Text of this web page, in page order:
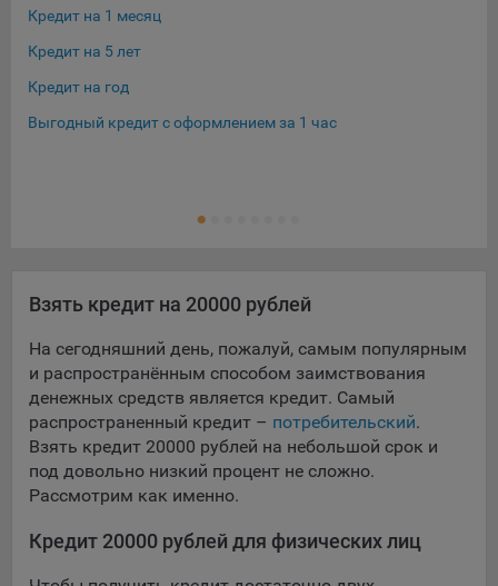
конфиденциальности Яндекс
Google Analytics – сервис веб-аналитики,
Google Data Protection Office, 1600 Amphitheatre Pkwy,
Mountain View, CA 94043, USA.
Политика
Пиксель VK Рекламы - сервис позволяет показывать
посещали сайт.
Адрес: ООО «ВК», РФ, 125167, г. Москва, Ленинградский
проспект, д. 39, стр. 79, БЦ «SkyLight».
Технические настройки
Технические настройки хранят технические данные вашего
выбора (например, языкового). Техническая аналитика
Кредит на 1 месяц
Кредит на 5 лет
Кредит на год
Выгодный кредит с оформлением за 1 час
Взять кредит на 20000 рублей
На сегодняшний день, пожалуй, самым популярным
и распространённым способом заимствования
денежных средств является кредит. Самый
распространенный кредит – потребительский.
Взять кредит 20000 рублей на небольшой срок и
под довольно низкий процент не сложно.
Рассмотрим как именно.
Кредит 20000 рублей для физических лиц